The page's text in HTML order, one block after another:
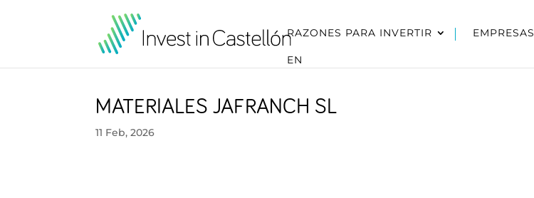
RAZONES PARA INVERTIR EMPRESAS
EN
MATERIALES JAFRANCH SL
11 Feb, 2026